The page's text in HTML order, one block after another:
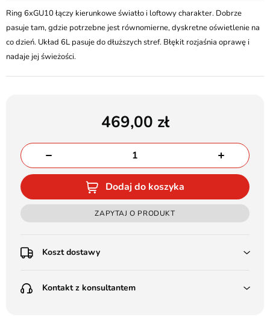
Ring 6xGU10 łączy kierunkowe światło i loftowy charakter. Dobrze
pasuje tam, gdzie potrzebne jest równomierne, dyskretne oświetlenie na
co dzień. Układ 6L pasuje do dłuższych stref. Błękit rozjaśnia oprawę i
nadaje jej świeżości.
469,00
Dodaj do koszyka
ZAPYTAJ O PRODUKT
Koszt dostawy
Poczta Polska Kurier 48H - 11 zł
Kontakt z konsultantem